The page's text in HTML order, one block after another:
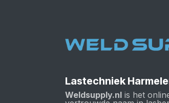
Lastechniek
Weldsupply.nl is het